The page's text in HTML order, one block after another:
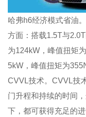
哈弗h6经济模式省油
方面：搭载1.5T与
为124kW，峰值扭矩
5kW，峰值扭矩为
CVVL技术。CVVL技
门升程和持续的时间
下，都可获得充足的